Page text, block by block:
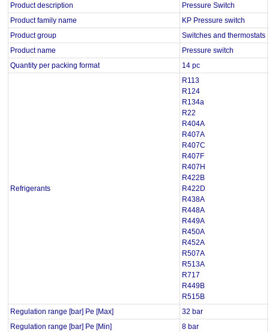
Product description
Pressure Switch
Product family name
KP Pressure switch
Product group
Switches and thermostats
Product name
Pressure switch
Quantity per packing format
14 pc
Refrigerants
R113
R124
R134a
R22
R404A
R407A
R407C
R407F
R407H
R422B
R422D
R438A
R448A
R449A
R450A
R452A
R507A
R513A
R717
R449B
R515B
Regulation range [bar] Pe [Max]
32 bar
Regulation range [bar] Pe [Min]
8 bar